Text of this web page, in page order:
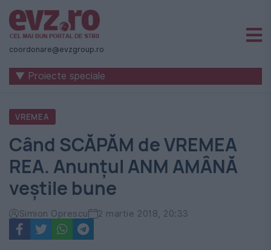
Știri
naționale
internaționale
România
-
Evenimentul
Zilei
coordonare@evzgroup.ro
▼ Proiecte speciale
VREMEA
Când SCĂPĂM de VREMEA
REA. Anunțul ANM AMÂNĂ
veștile bune
Simion Oprescu 2 martie 2018, 20:33